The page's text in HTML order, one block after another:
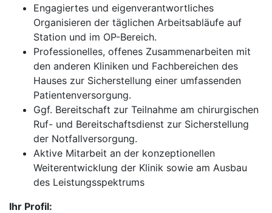
Engagiertes und eigenverantwortliches
Organisieren der täglichen Arbeitsabläufe auf
Station und im OP-Bereich.
Professionelles, offenes Zusammenarbeiten mit
den anderen Kliniken und Fachbereichen des
Hauses zur Sicherstellung einer umfassenden
Patientenversorgung.
Ggf. Bereitschaft zur Teilnahme am chirurgischen
Ruf- und Bereitschaftsdienst zur Sicherstellung
der Notfallversorgung.
Aktive Mitarbeit an der konzeptionellen
Weiterentwicklung der Klinik sowie am Ausbau
des Leistungsspektrums
Ihr Profil: